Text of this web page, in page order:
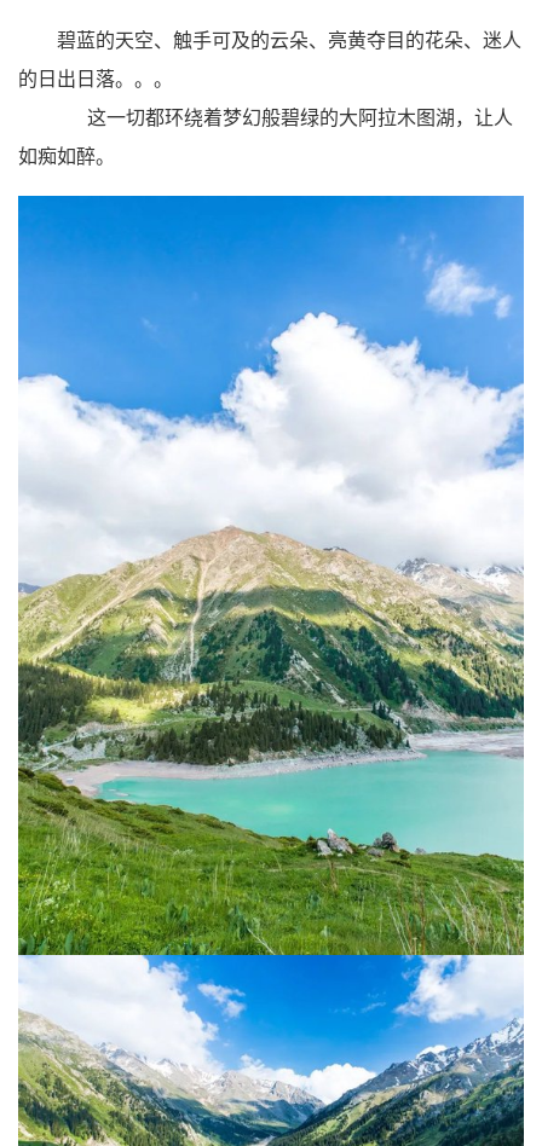
碧蓝的天空、触手可及的云朵、亮黄夺目的花朵、迷人
的日出日落。。。
这一切都环绕着梦幻般碧绿的大阿拉木图湖，让人
如痴如醉。